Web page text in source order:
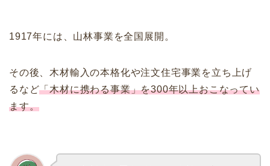
1917年には、山林事業を全国展開。
その後、木材輸入の本格化や注文住宅事業を立ち上げ
るなど「木材に携わる事業」を300年以上おこなってい
ます。